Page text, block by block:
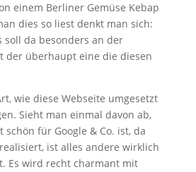
einem Berliner Gemüse Kebap
dies so liest denkt man sich:
soll da besonders an der
der überhaupt eine die diesen
wie diese Webseite umgesetzt
Sieht man einmal davon ab,
schön für Google & Co. ist, da
ist alles andere wirklich
Es wird recht charmant mit